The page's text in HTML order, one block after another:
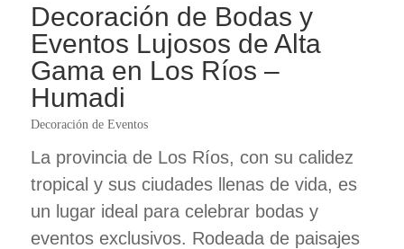
Decoración de Bodas y
Eventos Lujosos de Alta
Gama en Los Ríos –
Humadi
Decoración de Eventos
La provincia de Los Ríos, con su calidez
tropical y sus ciudades llenas de vida, es
un lugar ideal para celebrar bodas y
eventos exclusivos. Rodeada de paisajes